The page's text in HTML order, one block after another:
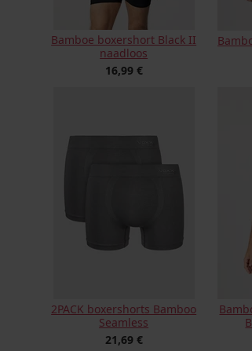
Bamboe boxershort Black II
naadloos
16,99 €
2PACK boxershorts Bamboo
Seamless
21,69 €